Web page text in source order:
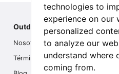
technologies to
experience on our
personalized
to analyze our
understand where
coming from.
Outdoor Index
Nosotros
Términos